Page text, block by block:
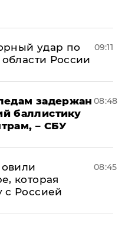
удар по
России
09:11
задержан
баллистику
– СБУ
08:48
которая
с Россией
08:45